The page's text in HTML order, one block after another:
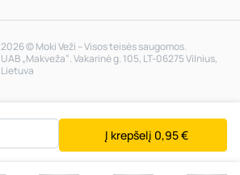
Į krepšelį 0,95 €
2026 © Moki Veži – Visos teisės saugomos.
UAB „Makveža“. Vakarinė g. 105, LT-06275 Vilnius,
Lietuva